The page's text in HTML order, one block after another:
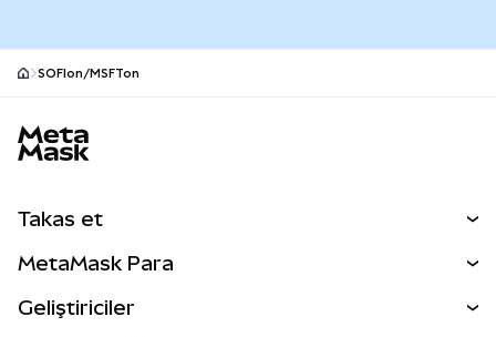
SOFIon/MSFTon
Takas et
Perps
MetaMask Para
Geliştiriciler